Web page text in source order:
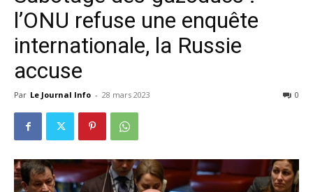
l’ONU refuse une enquête
internationale, la Russie
accuse
Par Le Journal Info - 28 mars 2023 0